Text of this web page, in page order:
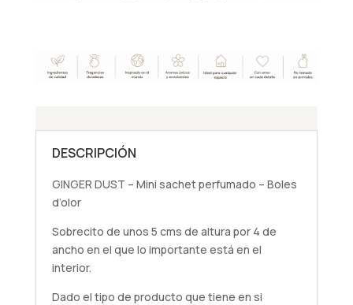
d'olor
cantidad
DESCRIPCIÓN
GINGER DUST – Mini sachet perfumado – Boles
d’olor
Sobrecito de unos 5 cms de altura por 4 de
ancho en el que lo importante está en el
interior.
Dado el tipo de producto que tiene en si